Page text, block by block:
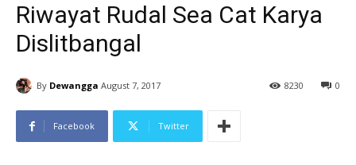
Riwayat Rudal Sea Cat Karya
Dislitbangal
By Dewangga August 7, 2017 0
8230
Facebook Twitter